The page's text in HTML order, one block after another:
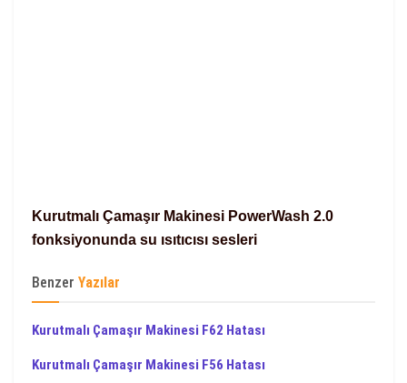
Kurutmalı Çamaşır Makinesi PowerWash 2.0
fonksiyonunda su ısıtıcısı sesleri
Benzer Yazılar
Kurutmalı Çamaşır Makinesi F62 Hatası
Kurutmalı Çamaşır Makinesi F56 Hatası